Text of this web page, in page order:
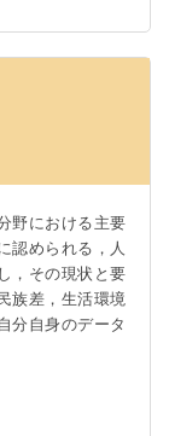
野における主要
認められる，人
，その現状と要
族差，生活環境
分自身のデータ